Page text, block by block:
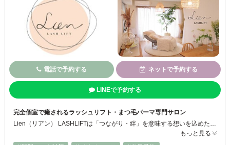
電話で予約する ネットで予約する
LINEで予約する
完全個室で癒されるラッシュリフト・まつ毛パーマ専門サロン
Lien（リアン） LASHLIFTは「つながり・絆」を意味する想いを込めた、ラッシュリフト（まつ毛パーマ）とリラックスを提供する完全個室サロンです。完全予約・完全個室なので周りを気にせずゆったりお過ごしいただけます♡まつ毛パーマに加え、ヘッドマッサージも組み合わせることが可能なので、目元だけでなく全身のリラックスをご体感ください◎
もっと見る